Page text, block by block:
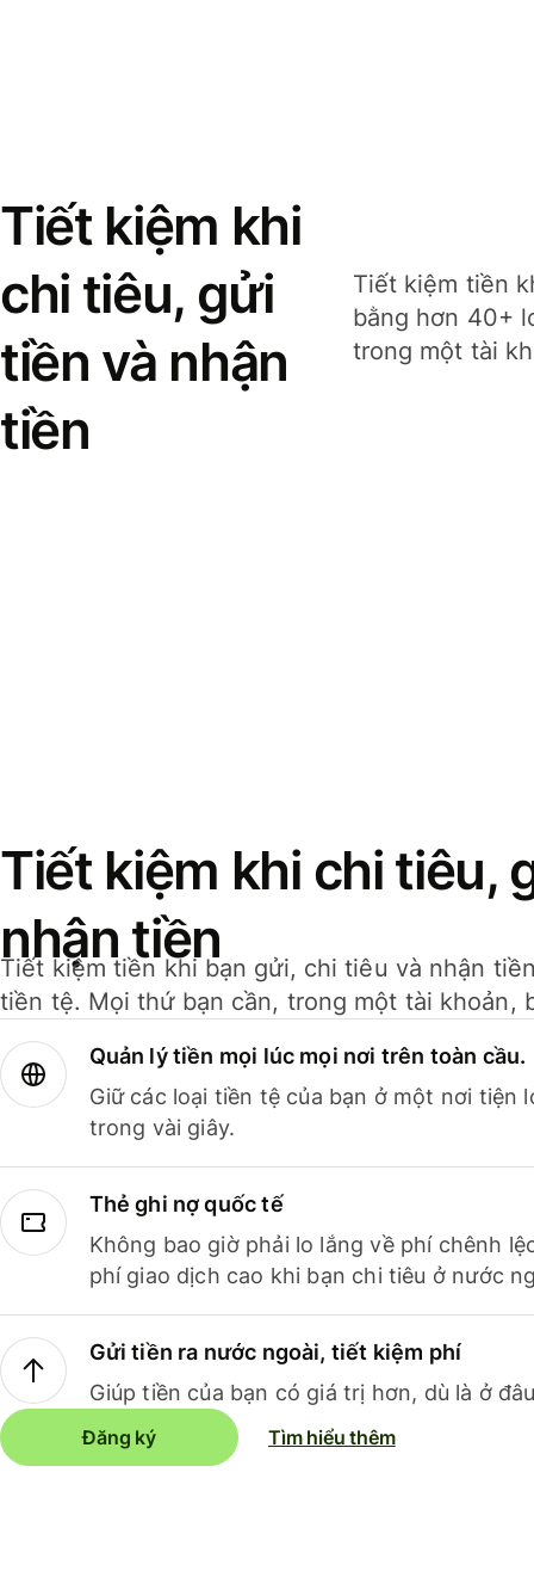
Tiết kiệm khi
chi tiêu, gửi
tiền và nhận
tiền
Tiết kiệm tiền
bằng hơn 40+
trong một tài
Tiết kiệm khi chi tiêu,
nhận tiền
Tiết kiệm tiền khi bạn gửi, chi tiêu và nhận
tiền tệ. Mọi thứ bạn cần, trong một tài khoản,
Quản lý tiền mọi lúc mọi nơi trên toàn cầu.
Giữ các loại tiền tệ của bạn ở một nơi tiện
trong vài giây.
Thẻ ghi nợ quốc tế
Không bao giờ phải lo lắng về phí chênh
phí giao dịch cao khi bạn chi tiêu ở nước
Gửi tiền ra nước ngoài, tiết kiệm phí
Giúp tiền của bạn có giá trị hơn, dù là ở
Đăng ký Tìm hiểu thêm